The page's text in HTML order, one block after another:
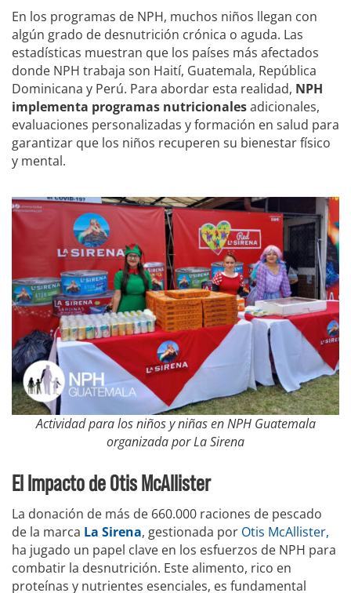
En los programas de NPH, muchos niños llegan con
algún grado de desnutrición crónica o aguda. Las
estadísticas muestran que los países más afectados
donde NPH trabaja son Haití, Guatemala, República
Dominicana y Perú. Para abordar esta realidad, NPH
implementa programas nutricionalesadicionales,
evaluaciones personalizadas y formación en salud para
garantizar que los niños recuperen su bienestar físico
y mental.
Actividad para los niños y niñas en NPH Guatemala
organizada por La Sirena
El Impacto de Otis McAllister
La donación de más de 660.000 raciones de pescado
de la marca La Sirena, gestionada por Otis McAllister,
ha jugado un papel clave en los esfuerzos de NPH para
combatir la desnutrición. Este alimento, rico en
proteínas y nutrientes esenciales, es fundamental